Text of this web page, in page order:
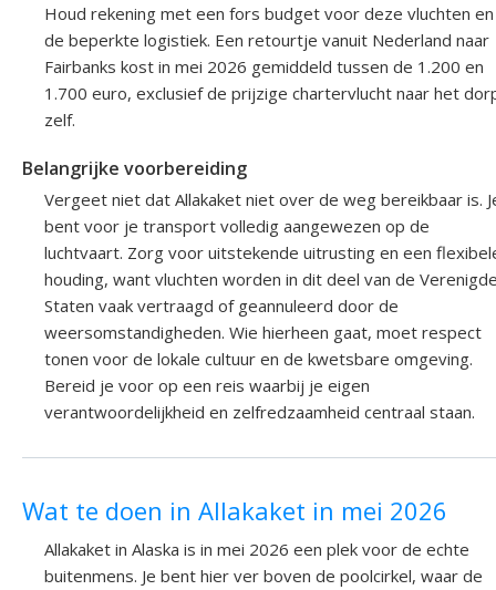
Houd rekening met een fors budget voor deze vluchten en
de beperkte logistiek. Een retourtje vanuit Nederland naar
Fairbanks kost in mei 2026 gemiddeld tussen de 1.200 en
1.700 euro, exclusief de prijzige chartervlucht naar het
zelf.
Belangrijke voorbereiding
Vergeet niet dat Allakaket niet over de weg bereikbaar is.
bent voor je transport volledig aangewezen op de
luchtvaart. Zorg voor uitstekende uitrusting en een
houding, want vluchten worden in dit deel van de
Staten vaak vertraagd of geannuleerd door de
weersomstandigheden. Wie hierheen gaat, moet respect
tonen voor de lokale cultuur en de kwetsbare omgeving.
Bereid je voor op een reis waarbij je eigen
verantwoordelijkheid en zelfredzaamheid centraal staan.
Wat te doen in Allakaket in mei 2026
Allakaket in Alaska is in mei 2026 een plek voor de echte
buitenmens. Je bent hier ver boven de poolcirkel, waar de